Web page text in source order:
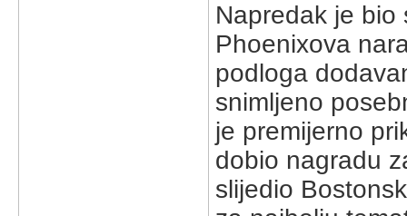
Napredak je bio
Phoenixova
podloga
snimljeno
je premijerno
dobio nagradu
slijedio